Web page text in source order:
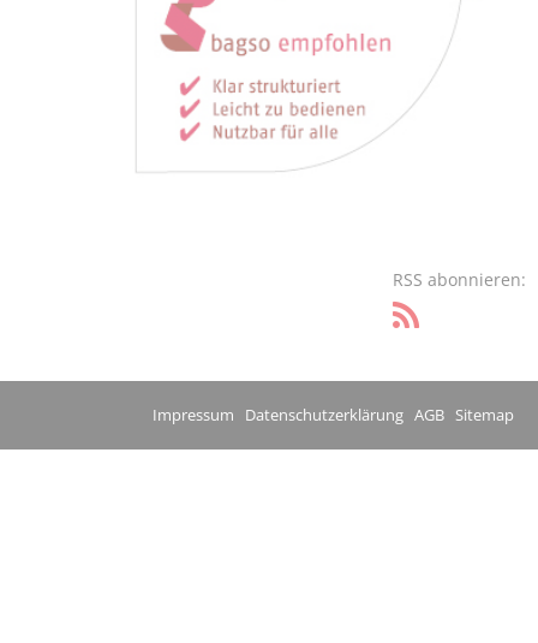
RSS abonnieren:
Impressum Datenschutzerklärung AGB Sitemap